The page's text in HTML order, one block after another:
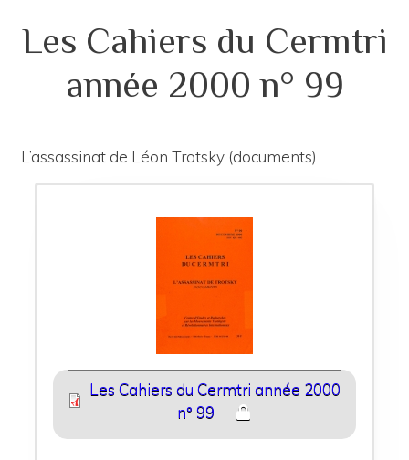
Les Cahiers du Cermtri
année 2000 n° 99
L’assassinat de Léon Trotsky (documents)
Les Cahiers du Cermtri année 2000
n° 99